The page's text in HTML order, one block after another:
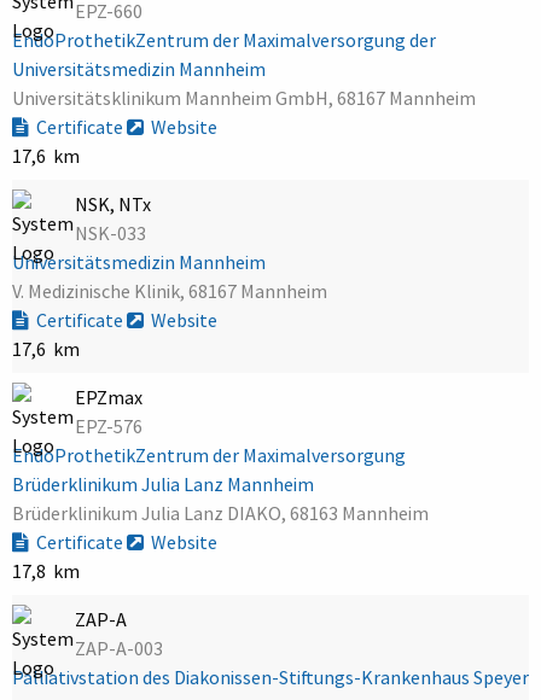
EPZ-660
EndoProthetikZentrum der Maximalversorgung der
Universitätsmedizin Mannheim
Universitätsklinikum Mannheim GmbH, 68167 Mannheim
Certificate
Website
17,6 km
NSK, NTx
NSK-033
Universitätsmedizin Mannheim
V. Medizinische Klinik, 68167 Mannheim
Certificate
Website
17,6 km
EPZmax
EPZ-576
EndoProthetikZentrum der Maximalversorgung
Brüderklinikum Julia Lanz Mannheim
Brüderklinikum Julia Lanz DIAKO, 68163 Mannheim
Certificate
Website
17,8 km
ZAP-A
ZAP-A-003
Palliativstation des Diakonissen-Stiftungs-Krankenhaus Speyer